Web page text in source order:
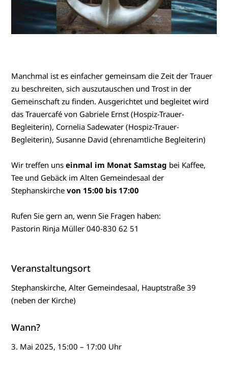
Manchmal ist es einfacher gemeinsam die Zeit der Trauer
zu beschreiten, sich auszutauschen und Trost in der
Gemeinschaft zu finden. Ausgerichtet und begleitet wird
das Trauercafé von Gabriele Ernst (Hospiz-Trauer-
Begleiterin), Cornelia Sadewater (Hospiz-Trauer-
Begleiterin), Susanne David (ehrenamtliche Begleiterin)
Wir treffen unseinmal im Monat Samstag bei Kaffee,
Tee und Gebäck im Alten Gemeindesaal der
Stephanskirchevon 15:00 bis 17:00
Rufen Sie gern an, wenn Sie Fragen haben:
Pastorin Rinja Müller 040-830 62 51
Veranstaltungsort
Stephanskirche, Alter Gemeindesaal, Hauptstraße 39
(neben der Kirche)
Wann?
3. Mai 2025, 15:00 – 17:00 Uhr